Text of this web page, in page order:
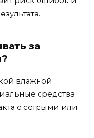
за
влажной
средства
с острыми или